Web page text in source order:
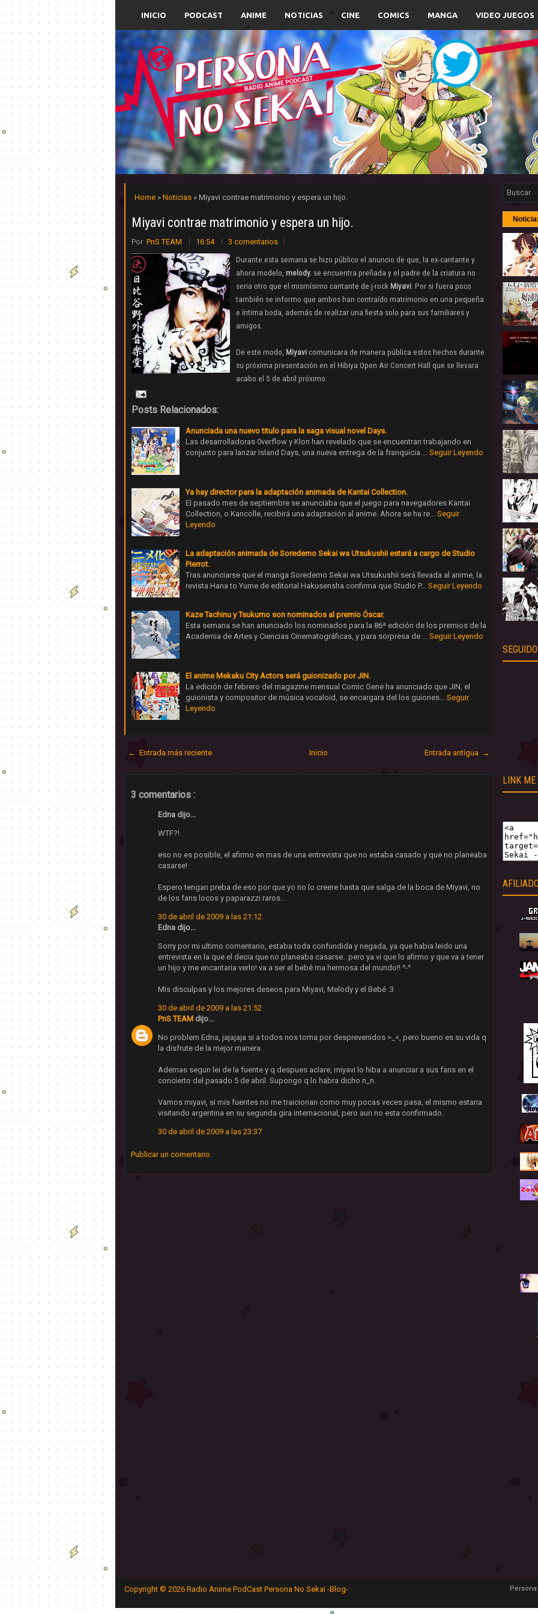
INICIO PODCAST ANIME NOTICIAS CINE COMICS MANGA VIDEO JUEGOS
Home » Noticias » Miyavi contrae matrimonio y espera un hijo.
Miyavi contrae matrimonio y espera un hijo.
Por PnS TEAM 16:54
3 comentarios
Durante esta semana se hizo público el anuncio de que, la ex-cantante y
ahora modelo, melody. se encuentra preñada y el padre de la criatura no
seria otro que el mismísimo cantante de j-rock Miyavi. Por si fuera poco
también se informo que ambos han contraído matrimonio en una pequeña
e íntima boda, además de realizar una fiesta solo para sus familiares y
amigos.
De este modo, Miyavi comunicara de manera pública estos hechos durante
su próxima presentación en el Hibiya Open Air Concert Hall que se llevara
acabo el 5 de abril próximo.
Posts Relacionados:
Anunciada una nuevo titulo para la saga visual novel Days.
Las desarrolladoras 0verflow y Klon han revelado que se encuentran trabajando en
conjunto para lanzar Island Days, una nueva entrega de la franquicia … Seguir Leyendo
Ya hay director para la adaptación animada de Kantai Collection.
El pasado mes de septiembre se anunciaba que el juego para navegadores Kantai
Collection, o Kancolle, recibirá una adaptación al anime. Ahora se ha re… Seguir
Leyendo
La adaptación animada de Soredemo Sekai wa Utsukushii estará a cargo de Studio
Pierrot.
Tras anunciarse que el manga Soredemo Sekai wa Utsukushii será llevada al anime, la
revista Hana to Yume de editorial Hakusensha confirma que Studio P… Seguir Leyendo
Kaze Tachinu y Tsukumo son nominados al premio Óscar.
Esta semana se han anunciado los nominados para la 86ª edición de los premios de la
Academia de Artes y Ciencias Cinematográficas, y para sorpresa de … Seguir Leyendo
El anime Mekaku City Actors será guionizado por JIN.
La edición de febrero del magazine mensual Comic Gene ha anunciado que JIN, el
guionista y compositor de música vocaloid, se encargara del los guiones… Seguir
Leyendo
← Entrada más reciente Entrada antigua →
Inicio
3 comentarios :
Edna dijo...
WTF?!
eso no es posible, el afirmo en mas de una entrevista que no estaba casado y que no planeaba
casarse!
Espero tengan preba de eso por que yo no lo creere hasta que salga de la boca de Miyavi, no
de los fans locos y paparazzi raros...
30 de abril de 2009 a las 21:12
Edna dijo...
Sorry por mi ultimo comentario, estaba toda confundida y negada, ya que habia leido una
entrevista en la que el decia que no planeaba casarse.. pero ya vi que lo afirmo y que va a tener
un hijo y me encantaria verlo! va a ser el bebé ma hermosa del mundo!! ^-^
Mis disculpas y los mejores deseos para Miyavi, Melody y el Bebé :3
30 de abril de 2009 a las 21:52
PnS TEAM dijo...
No problem Edna, jajajaja si a todos nos toma por desprevenidos >_<, pero bueno es su vida q
la disfrute de la mejor manera.
Ademas segun lei de la fuente y q despues aclare, miyavi lo hiba a anunciar a sus fans en el
concierto del pasado 5 de abril. Supongo q lo habra dicho n_n.
Vamos miyavi, si mis fuentes no me traicionan como muy pocas veces pasa, el mismo estaria
visitando argentina en su segunda gira internacional, pero aun no esta confirmado.
30 de abril de 2009 a las 23:37
Publicar un comentario
LINK ME
Copyright © 2026 Radio Anime PodCast Persona No Sekai -Blog-